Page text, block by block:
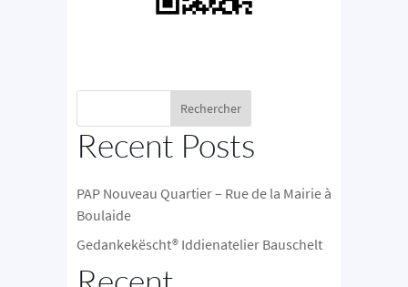
Rechercher
Recent Posts
PAP Nouveau Quartier – Rue de la Mairie à
Boulaide
Gedankekëscht® Iddienatelier Bauschelt